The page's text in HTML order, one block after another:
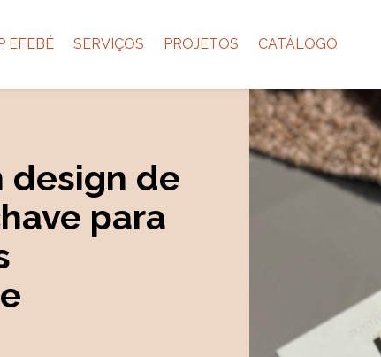
EFEBÉ SERVIÇOS PROJETOS CATÁLOGO
design de
para